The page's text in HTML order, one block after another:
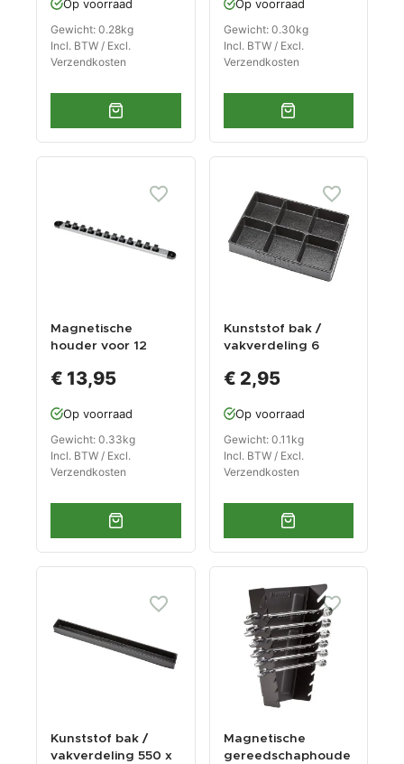
doppenhouder
Op voorraad
Gewicht: 0.28kg
Incl. BTW / Excl.
Verzendkosten
doppenhouder
Op voorraad
Gewicht: 0.30kg
Incl. BTW / Excl.
Verzendkosten
Magnetische
houder voor 12
doppenrail voor
doppenhouder
€ 13,95
Op voorraad
Gewicht: 0.33kg
Incl. BTW / Excl.
Verzendkosten
Kunststof bak /
vakverdeling 6
38 mm voor
n
€ 2,95
Op voorraad
Gewicht: 0.11kg
Incl. BTW / Excl.
Verzendkosten
Kunststof bak /
vakverdeling 550 x
Magnetische
gereedschaphoude